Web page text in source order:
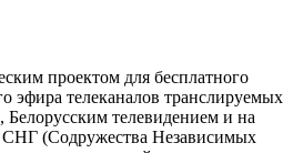
проектом для бесплатного
эфира телеканалов транслируемых
телевидением и на
СНГ (Содружества Независимых